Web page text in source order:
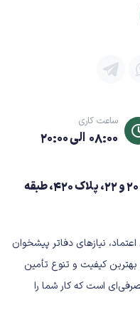
ساعت کاری
08:00 الی 20:00
مشهد، بلوار سجاد، بین سجاد 20 و 22، پلاک 420، طبقه
نیازهای دفاتر پیشخوان
بهترین کیفیت و تنوع تأمین
است که کار شما را